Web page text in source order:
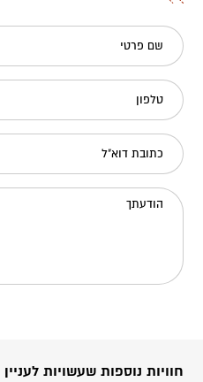
שם פרטי
טלפון
כתובת דוא"ל
הודעתך
חוויות נוספות שעשויות